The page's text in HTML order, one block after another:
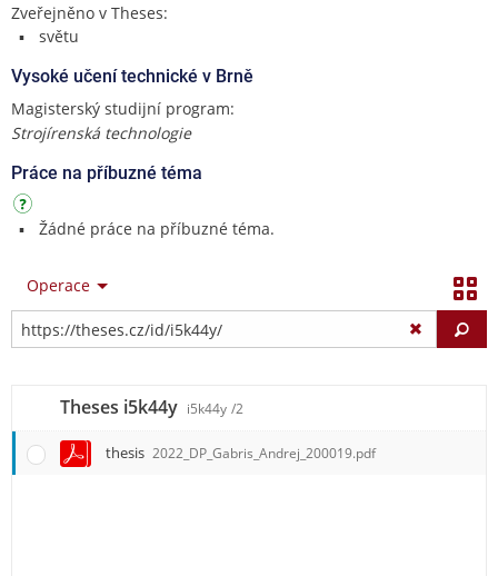
Zveřejněno v Theses:
světu
Vysoké učení technické v Brně
Magisterský studijní program:
Strojírenská technologie
Práce na příbuzné téma
Žádné práce na příbuzné téma.
Operace
Theses i5k44y i5k44y /2
thesis 2022_DP_Gabris_Andrej_200019.pdf